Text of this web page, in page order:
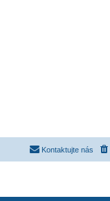
Kontaktujte nás